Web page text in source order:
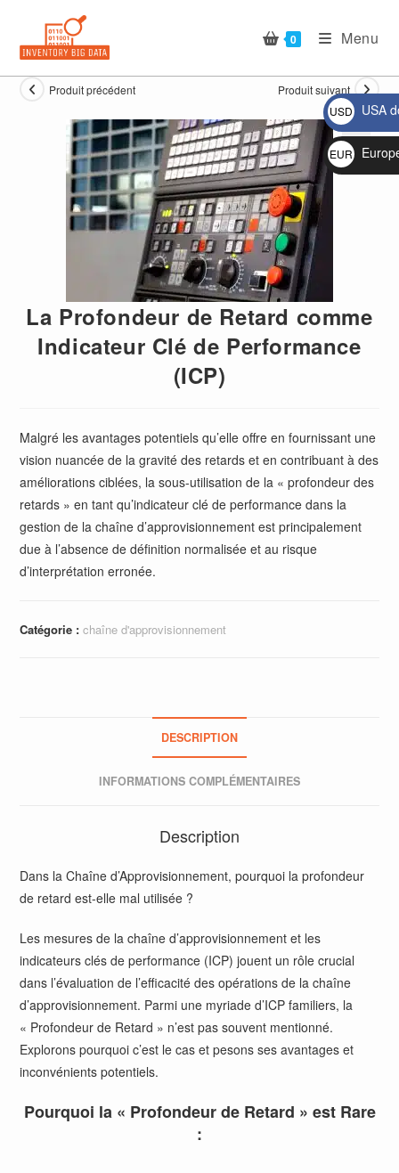
content
0 Menu
Produit précédent Produit suivant
🔍
La Profondeur de Retard comme
Indicateur Clé de Performance
(ICP)
Malgré les avantages potentiels qu’elle offre en fournissant une
vision nuancée de la gravité des retards et en contribuant à des
améliorations ciblées, la sous-utilisation de la « profondeur des
retards » en tant qu’indicateur clé de performance dans la
gestion de la chaîne d’approvisionnement est principalement
due à l’absence de définition normalisée et au risque
d’interprétation erronée.
Catégorie :chaîne d'approvisionnement
DESCRIPTION
INFORMATIONS COMPLÉMENTAIRES
Description
Dans la Chaîne d’Approvisionnement, pourquoi la profondeur
de retard est-elle mal utilisée ?
Les mesures de la chaîne d’approvisionnement et les
indicateurs clés de performance (ICP) jouent un rôle crucial
dans l’évaluation de l’efficacité des opérations de la chaîne
d’approvisionnement. Parmi une myriade d’ICP familiers, la
« Profondeur de Retard » n’est pas souvent mentionné.
Explorons pourquoi c’est le cas et pesons ses avantages et
inconvénients potentiels.
Pourquoi la « Profondeur de Retard » est Rare
:
USD
$
USA
EUR
€